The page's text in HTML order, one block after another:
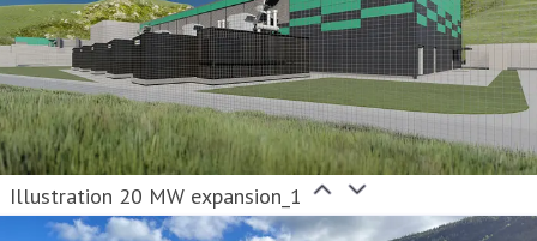
Illustration 20 MW expansion_1